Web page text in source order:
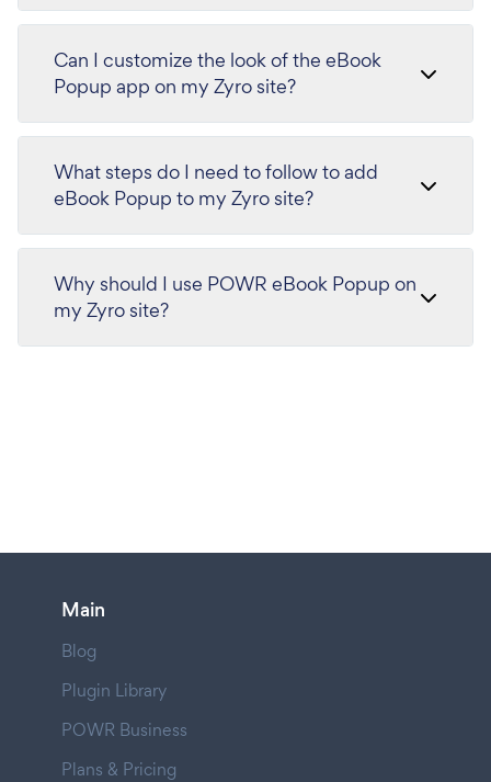
Can I customize the look of the eBook
Popup app on my Zyro site?
What steps do I need to follow to add
eBook Popup to my Zyro site?
Why should I use POWR eBook Popup on
my Zyro site?
Main
Blog
Plugin Library
POWR Business
Plans & Pricing